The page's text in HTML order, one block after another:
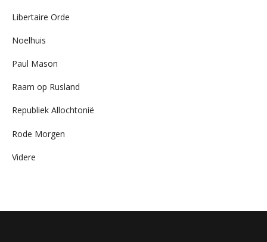
Libertaire Orde
Noelhuis
Paul Mason
Raam op Rusland
Republiek Allochtonië
Rode Morgen
Videre